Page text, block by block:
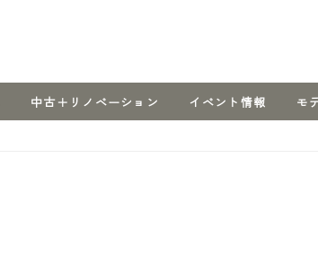
中古＋リノベーション イベント情報 モ